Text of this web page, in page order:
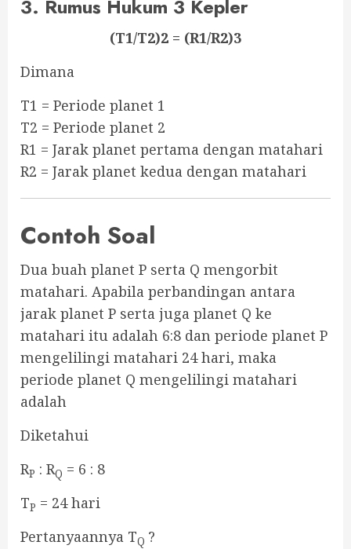
3. Rumus Hukum 3 Kepler
(T1/T2)2 = (R1/R2)3
Dimana
T1 = Periode planet 1
T2 = Periode planet 2
R1 = Jarak planet pertama dengan matahari
R2 = Jarak planet kedua dengan matahari
Contoh Soal
Dua buah planet P serta Q mengorbit
matahari. Apabila perbandingan antara
jarak planet P serta juga planet Q ke
matahari itu adalah 6:8 dan periode planet P
mengelilingi matahari 24 hari, maka
periode planet Q mengelilingi matahari
adalah
Diketahui
RP : RQ = 6 : 8
TP = 24 hari
Pertanyaannya TQ ?